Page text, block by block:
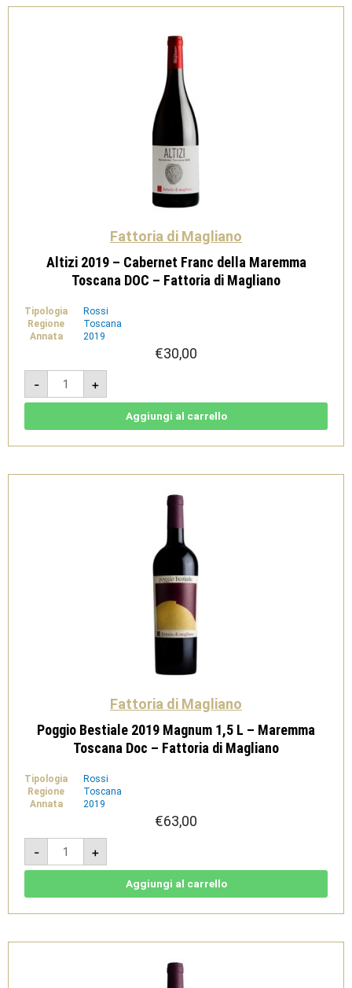
Magliano
Fattoria di Magliano
Altizi 2019 – Cabernet Franc della Maremma
Toscana DOC – Fattoria di Magliano
Tipologia
Rossi
Regione
Toscana
Annata
2019
€30,00
-
Altizi
2019
-
Cabernet
Toscana
Fattoria
+
Aggiungi al carrello
Fattoria di Magliano
Poggio Bestiale 2019 Magnum 1,5 L – Maremma
Toscana Doc – Fattoria di Magliano
Tipologia
Rossi
Regione
Toscana
Annata
2019
€63,00
-
Poggio
Bestiale
2019
Magnum
Maremma
-
+
Aggiungi al carrello